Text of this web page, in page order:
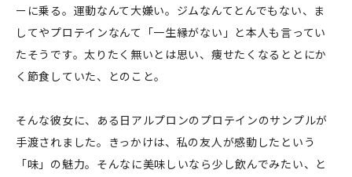
ーに乗る。運動なんて大嫌い。ジムなんてとんでもない、ま
してやプロテインなんて「一生縁がない」と本人も言ってい
たそうです。太りたく無いとは思い、痩せたくなるととにか
く節食していた、とのこと。
そんな彼女に、ある日アルプロンのプロテインのサンプルが
手渡されました。きっかけは、私の友人が感動したという
「味」の魅力。そんなに美味しいなら少し飲んでみたい、と